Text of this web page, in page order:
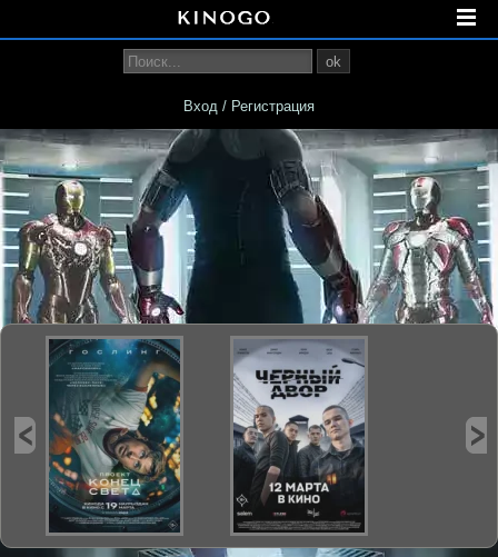
ok
Вход / Регистрация